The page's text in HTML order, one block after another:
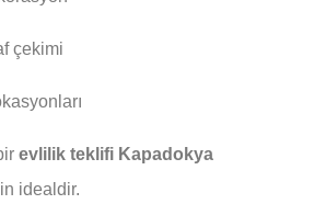
çekimi
evlilik teklifi Kapadokya
idealdir.